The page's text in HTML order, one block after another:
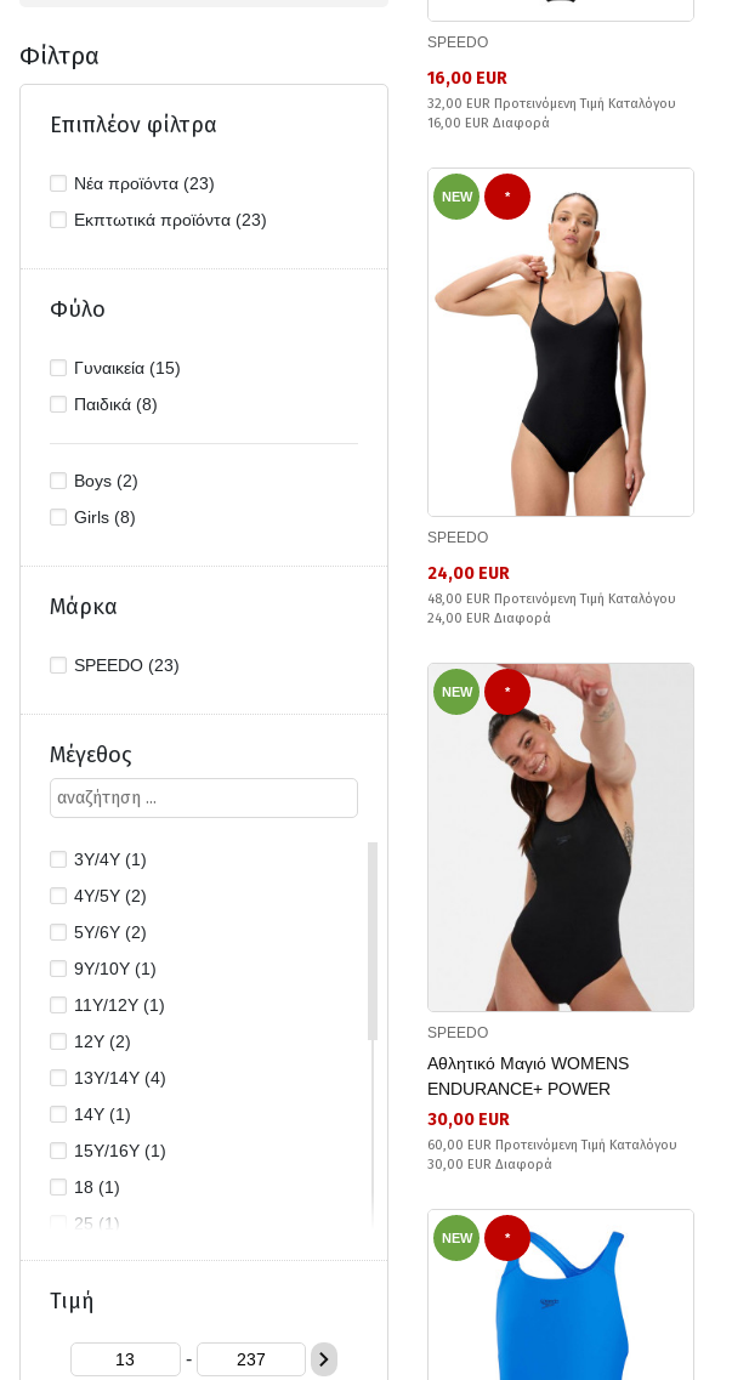
Φίλτρα
Επιπλέον φίλτρα
Νέα προϊόντα (23)
Εκπτωτικά προϊόντα (23)
Φύλο
Γυναικεία (15)
Παιδικά (8)
Boys (2)
Girls (8)
Μάρκα
SPEEDO (23)
Μέγεθος
3Y/4Y (1)
4Y/5Y (2)
5Y/6Y (2)
9Y/10Y (1)
11Y/12Y (1)
12Y (2)
13Y/14Y (4)
14Y (1)
15Y/16Y (1)
18 (1)
25 (1)
26 (1)
28 (1)
34 (2)
Τιμή
-
SPEEDO
16,00 EUR
32,00 EUR Προτεινόμενη Τιμή Καταλόγου
16,00 EUR Διαφορά
NEW *
SPEEDO
24,00 EUR
48,00 EUR Προτεινόμενη Τιμή Καταλόγου
24,00 EUR Διαφορά
NEW *
SPEEDO
Αθλητικό Μαγιό WOMENS
ENDURANCE+ POWER
30,00 EUR
60,00 EUR Προτεινόμενη Τιμή Καταλόγου
30,00 EUR Διαφορά
NEW *